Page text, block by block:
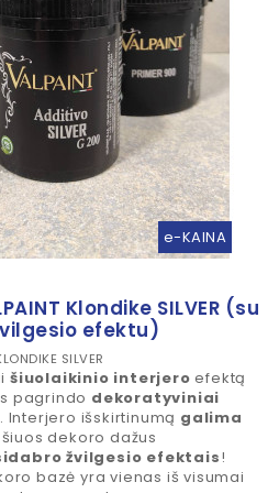
e-KAINA
Klondike SILVER (su
efektu)
SILVER
šiuolaikinio interjero efektą
pagrindo dekoratyviniai
Interjero išskirtinumą galima
šiuos dekoro dažus
žvilgesio efektais!
bazė yra vienas iš visumai